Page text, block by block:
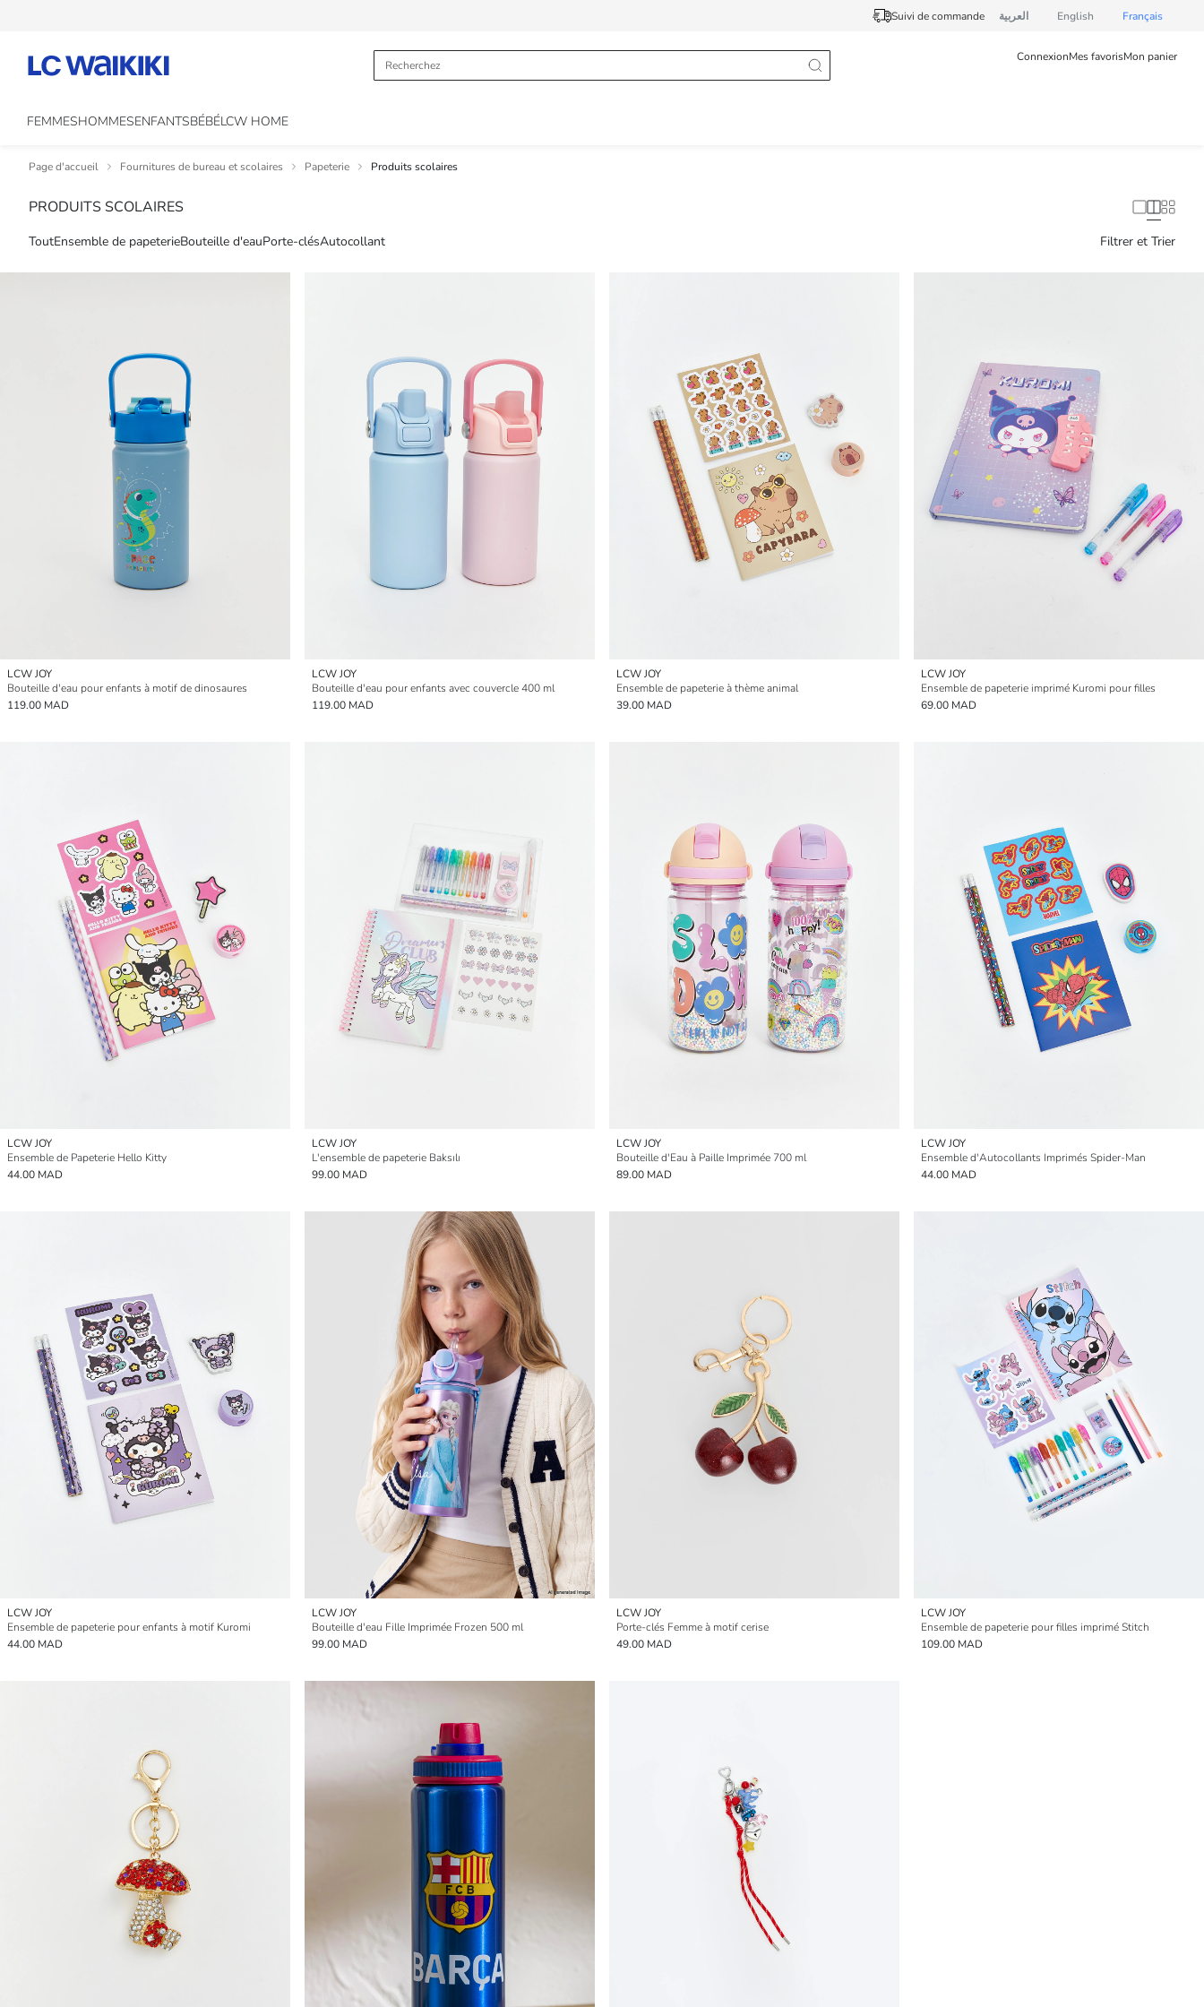
Suivi de commande العربية English Français
ConnexionMes favorisMon panier
FEMMESHOMMESENFANTSBÉBÉLCW HOME
Page d'accueil Fournitures de bureau et scolaires Papeterie Produits scolaires
PRODUITS SCOLAIRES
ToutEnsemble de papeterieBouteille d'eauPorte-clésAutocollant Filtrer et Trier
LCW JOY
Bouteille d'eau pour enfants à motif de dinosaures
119.00 MAD
LCW JOY
Bouteille d'eau pour enfants avec couvercle 400 ml
119.00 MAD
LCW JOY
Ensemble de papeterie à thème animal
39.00 MAD
LCW JOY
Ensemble de papeterie imprimé Kuromi pour filles
69.00 MAD
LCW JOY
Ensemble de Papeterie Hello Kitty
44.00 MAD
LCW JOY
L'ensemble de papeterie Baksılı
99.00 MAD
LCW JOY
Bouteille d'Eau à Paille Imprimée 700 ml
89.00 MAD
LCW JOY
Ensemble d'Autocollants Imprimés Spider-Man
44.00 MAD
LCW JOY
Ensemble de papeterie pour enfants à motif Kuromi
44.00 MAD
LCW JOY
Bouteille d'eau Fille Imprimée Frozen 500 ml
99.00 MAD
LCW JOY
Porte-clés Femme à motif cerise
49.00 MAD
LCW JOY
Ensemble de papeterie pour filles imprimé Stitch
109.00 MAD